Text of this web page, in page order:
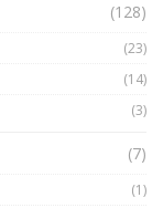
(128)
(23)
(14)
(3)
(7)
(1)